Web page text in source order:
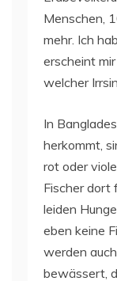
Menschen,
mehr. Ich
erscheint
welcher
In
herkommt,
rot oder
Fischer dort
leiden
eben keine
werden
bewässert,